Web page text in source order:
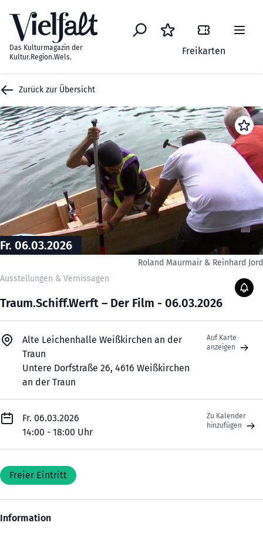
Das Kulturmagazin der
Kultur.Region.Wels.
Freikarten
Zurück zur Übersicht
Fr. 06.03.2026
Roland Maurmair & Reinhard
Ausstellungen & Vernissagen
Traum.Schiff.Werft – Der Film - 06.03.2026
Alte Leichenhalle Weißkirchen an der
Traun
Untere Dorfstraße 26, 4616 Weißkirchen
an der Traun
Auf Karte
anzeigen
Fr. 06.03.2026
14:00 - 18:00 Uhr
Zu Kalender
hinzufügen
Freier Eintritt
Information